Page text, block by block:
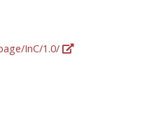
InC/1.0/